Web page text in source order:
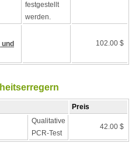
festgestellt
werden.
102.00 $
Preis
Qualitative
PCR-Test
42.00 $